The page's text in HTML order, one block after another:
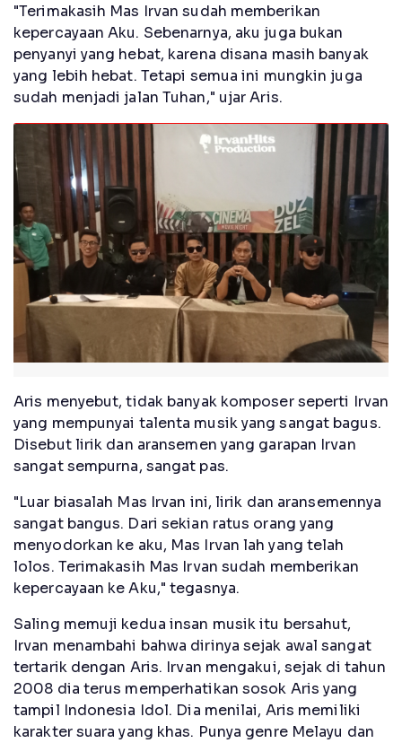
"Terimakasih Mas Irvan sudah memberikan
kepercayaan Aku. Sebenarnya, aku juga bukan
penyanyi yang hebat, karena disana masih banyak
yang lebih hebat. Tetapi semua ini mungkin juga
sudah menjadi jalan Tuhan," ujar Aris.
Aris menyebut, tidak banyak komposer seperti Irvan
yang mempunyai talenta musik yang sangat bagus.
Disebut lirik dan aransemen yang garapan Irvan
sangat sempurna, sangat pas.
"Luar biasalah Mas Irvan ini, lirik dan aransemennya
sangat bangus. Dari sekian ratus orang yang
menyodorkan ke aku, Mas Irvan lah yang telah
lolos. Terimakasih Mas Irvan sudah memberikan
kepercayaan ke Aku," tegasnya.
Saling memuji kedua insan musik itu bersahut,
Irvan menambahi bahwa dirinya sejak awal sangat
tertarik dengan Aris. Irvan mengakui, sejak di tahun
2008 dia terus memperhatikan sosok Aris yang
tampil Indonesia Idol. Dia menilai, Aris memiliki
karakter suara yang khas. Punya genre Melayu dan